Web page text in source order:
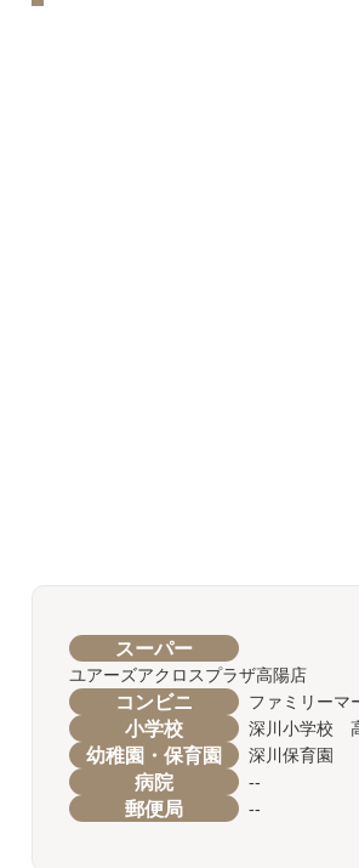
スーパー
ユアーズアクロスプラザ高陽店
コンビニ ファミリーマ
小学校 深川小学校
幼稚園・保育園 深川保育園
病院 --
郵便局 --